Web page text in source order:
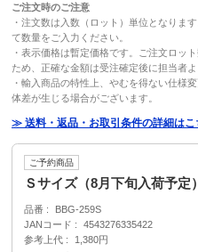
ご注文時のご注意
・注文数は入数（ロット）単位となりま
て数量をご入力ください。
・表示価格は暫定価格です。ご注文ロッ
ため、正確な金額は受注確定後に担当者よ
・輸入商品の特性上、やむを得ない仕様
体差が生じる場合がございます。
≫ 送料・返品・お取引条件の詳細はこ
ご予約商品
Ｓサイズ（8月下旬入荷予定）
品番
BBG-259S
JANコード
4543276335422
参考上代
1,380円